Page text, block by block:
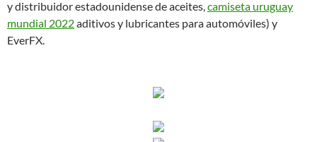
y distribuidor estadounidense de aceites,camiseta uruguay
mundial 2022aditivos y lubricantes para automóviles) y
EverFX.